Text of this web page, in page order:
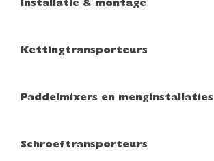
Installatie & montage
Kettingtransporteurs
Paddelmixers en menginstallaties
Schroeftransporteurs